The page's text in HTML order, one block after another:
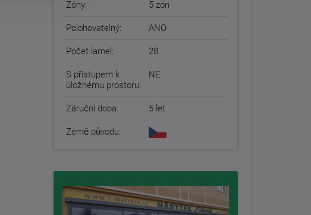
Zóny: 5 zón
Polohovatelný: ANO
Počet lamel: 28
S přístupem k
úložnému prostoru:
NE
Záruční doba: 5 let
Země původu: